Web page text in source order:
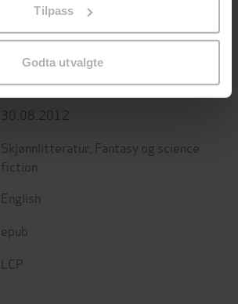
Tilpass
Godta utvalgte
Hodder & Stoughton
30.08.2012
Skjønnlitteratur Fantasy og science
fiction
English
epub
LCP